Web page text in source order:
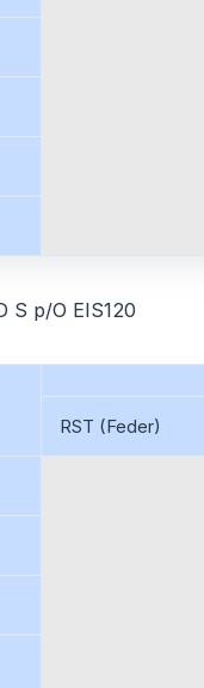
S p/O EIS120
RST (Feder)